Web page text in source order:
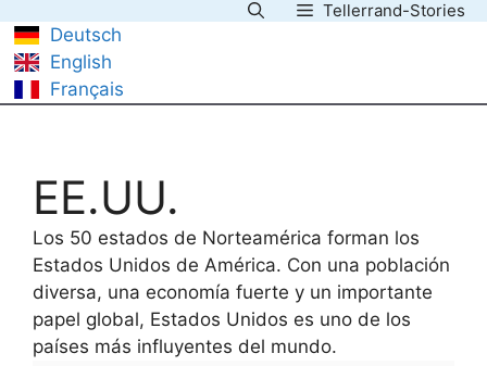
contenido
Tellerrand-Stories
Deutsch
English
Français
EE.UU.
Los 50 estados de Norteamérica forman los
Estados Unidos de América. Con una población
diversa, una economía fuerte y un importante
papel global, Estados Unidos es uno de los
países más influyentes del mundo.